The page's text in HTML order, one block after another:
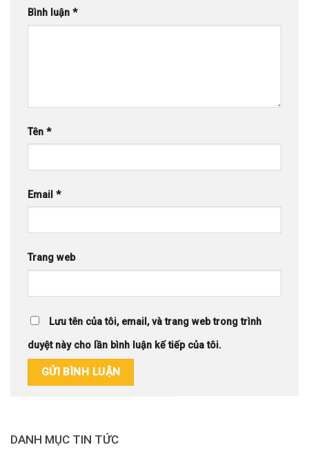
Bình luận *
Tên *
Email *
Trang web
Lưu tên của tôi, email, và trang web trong trình
duyệt này cho lần bình luận kế tiếp của tôi.
DANH MỤC TIN TỨC